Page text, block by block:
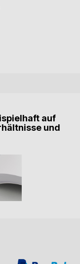
auf
und